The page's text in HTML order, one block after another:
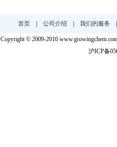
首页 公司介绍 我们的服务
Copyright © 2009-2010
沪ICP备